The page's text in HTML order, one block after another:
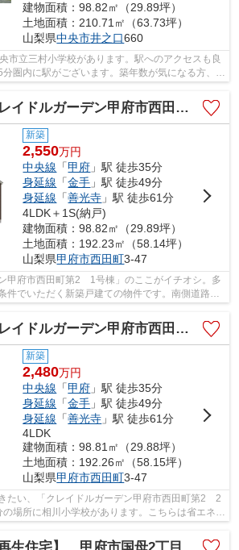
建物面積：98.82㎡（29.89坪）
土地面積：210.71㎡（63.73坪）
山梨県中央市井之口660
市立三村小学校があります。駅へのアクセスも良
圏内に駅がございます。築年数が気になる方、コ
イドルガーデン甲府市西田町第2 1号棟
新築
2,550万円
中央線 「甲府 」駅 徒歩35分
身延線 「金手 」駅 徒歩49分
身延線 「善光寺 」駅 徒歩61分
4LDK＋1S(納戸)
建物面積：98.82㎡（29.89坪）
土地面積：192.23㎡（58.14坪）
山梨県甲府市西田町3-47
甲府市西田町第2 1号棟」のここがイチオシ。多
件でいただく新築戸建ての物件です。南側道路に
イドルガーデン甲府市西田町第2 2号棟
新築
2,480万円
中央線 「甲府 」駅 徒歩35分
身延線 「金手 」駅 徒歩49分
身延線 「善光寺 」駅 徒歩61分
4LDK
建物面積：98.81㎡（29.88坪）
土地面積：192.26㎡（58.15坪）
山梨県甲府市西田町3-47
たい、「クレイドルガーデン甲府市西田町第2 2
場所に相川小学校があります。こちらは省エネ対